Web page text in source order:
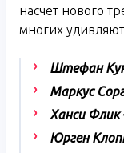
насчет нового
многих
Штефан
Маркус
Ханси Флик
Юрген